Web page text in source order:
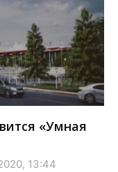
«Умная
13:44